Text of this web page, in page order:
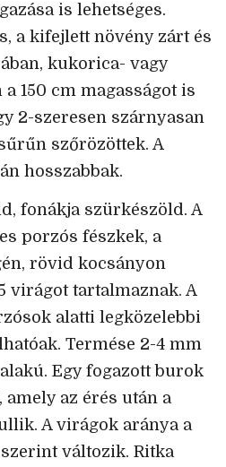
is lehetséges.
a kifejlett növény zárt és
kukorica- vagy
150 cm magasságot is
2-szeresen szárnyasan
szőrözöttek. A
hosszabbak.
fonákja szürkészöld. A
porzós fészkek, a
rövid kocsányon
virágot tartalmaznak. A
alatti legközelebbi
Termése 2-4 mm
Egy fogazott burok
az érés után a
A virágok aránya a
változik. Ritka